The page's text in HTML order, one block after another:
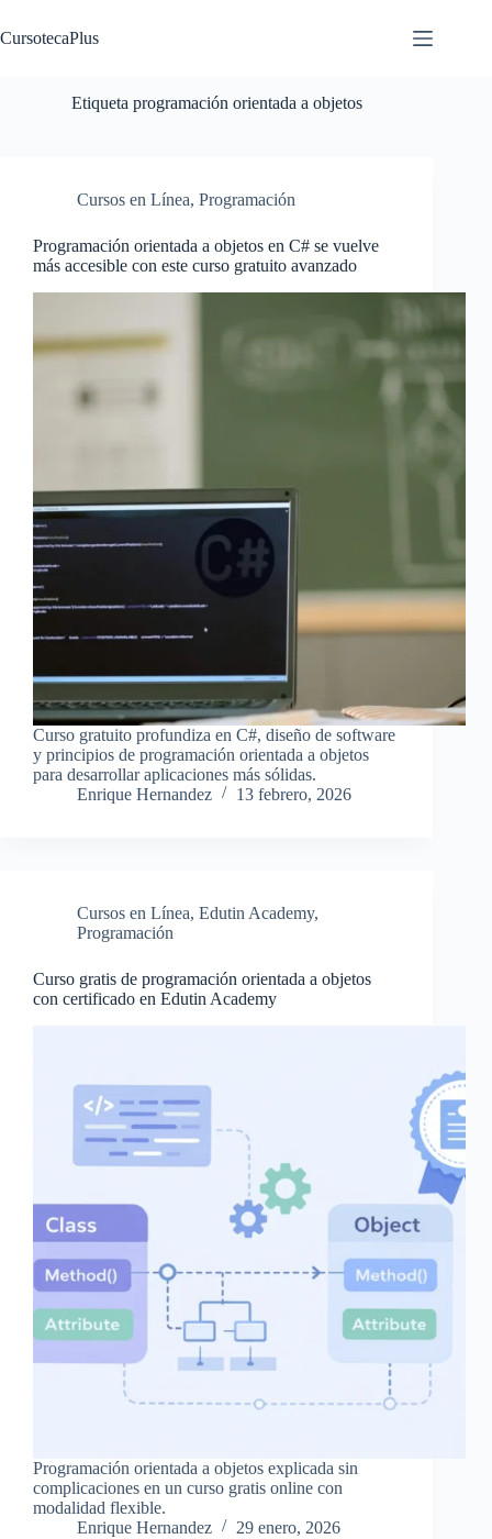
al
contenido
CursotecaPlus
Etiqueta programación orientada a objetos
Cursos en Línea, Programación
Programación orientada a objetos en C# se vuelve
más accesible con este curso gratuito avanzado
Curso gratuito profundiza en C#, diseño de software
y principios de programación orientada a objetos
para desarrollar aplicaciones más sólidas.
Enrique Hernandez
13 febrero, 2026
Cursos en Línea, Edutin Academy,
Programación
Curso gratis de programación orientada a objetos
con certificado en Edutin Academy
Programación orientada a objetos explicada sin
complicaciones en un curso gratis online con
modalidad flexible.
Enrique Hernandez
29 enero, 2026